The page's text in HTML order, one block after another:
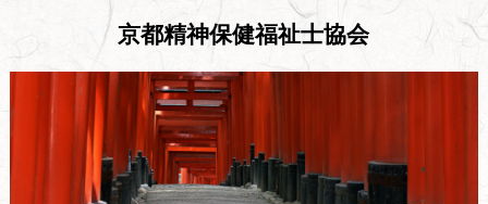
京都精神保健福祉士協会